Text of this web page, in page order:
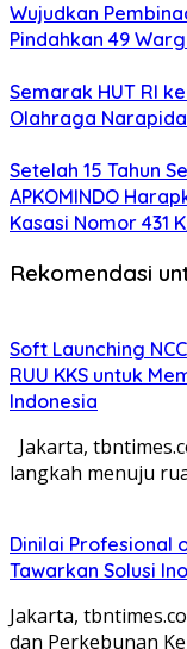
Wujudkan
Pindahkan 49
Semarak HUT RI
Olahraga
Setelah 15 Tahun
APKOMINDO
Kasasi Nomor 431
Rekomendasi
Soft Launching
RUU KKS untuk
Indonesia
Jakarta,
langkah menuju
Dinilai Profesional
Tawarkan Solusi
Jakarta,
dan Perkebunan